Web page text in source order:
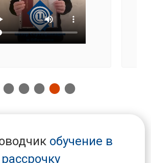
обучение в
рассрочку